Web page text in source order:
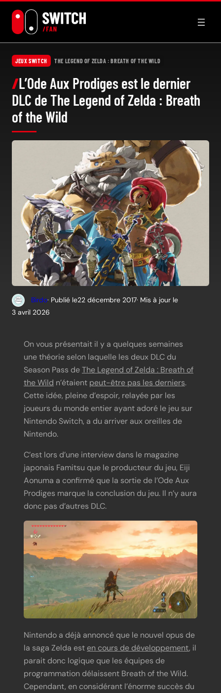
contenu
JEUX SWITCH THE LEGEND OF ZELDA : BREATH OF THE WILD
L’Ode Aux Prodiges est le dernier
DLC de The Legend of Zelda : Breath
of the Wild
Birdo· Publié le22 décembre 2017· Mis à jour le
3 avril 2026
On vous présentait il y a quelques semaines
une théorie selon laquelle les deux DLC du
Season Pass deThe Legend of Zelda : Breath of
the Wild n’étaient peut-être pas les derniers.
Cette idée, pleine d’espoir, relayée par les
joueurs du monde entier ayant adoré le jeu sur
Nintendo Switch, a du arriver aux oreilles de
Nintendo.
C’est lors d’une interview dans le magazine
japonais Famitsu que le producteur du jeu, Eiji
Aonuma a confirmé que la sortie de l’Ode Aux
Prodiges marque la conclusion du jeu. Il n’y aura
donc pas d’autres DLC.
Nintendo a déjà annoncé que le nouvel opus de
la saga Zelda est en cours de développement, il
parait donc logique que les équipes de
programmation délaissent Breath of the Wild.
Cependant, en considérant l’énorme succès du